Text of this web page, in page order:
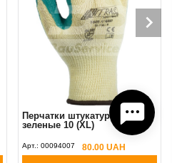
Перчатки штукатура желто-
зеленые 10 (XL)
Арт.: 00094007 80.00 UAH